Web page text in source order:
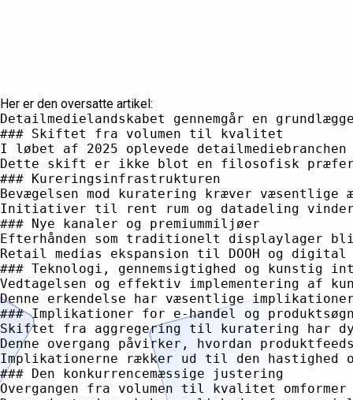
Her er den oversatte artikel:
Detailmedielandskabet gennemgår en grundlæggende transformation, når vi går ind i 2026. Det, der begyndte i 2025 som et kapløb om volumen og markedsaggregering, skifter nu afgørende mod kuratering, kvalitet og målbare resultater. Denne overgang afspejler et modent marked, hvor interessenter – udgivere, annonce netværk, detailhandlere og brands – revurderer deres strategier for at opbygge bæredygtige konkurrencefordele gennem gennemsigtighed og effektivitet frem for ren skala.
### Skiftet fra volumen til kvalitet
I løbet af 2025 oplevede detailmediebranchen en hurtig ekspansion præget af kvantitetsdrevne strategier og bred lageraggregering. Brancheanalyser viser imidlertid, at denne tilgang har afsløret betydelige ineffektiviteter. Oppustede leveringsveje, cirkulær handelspraksis og en for stor afhængighed af formidlere har skabt friktion i økosystemet og i sidste ende leveret